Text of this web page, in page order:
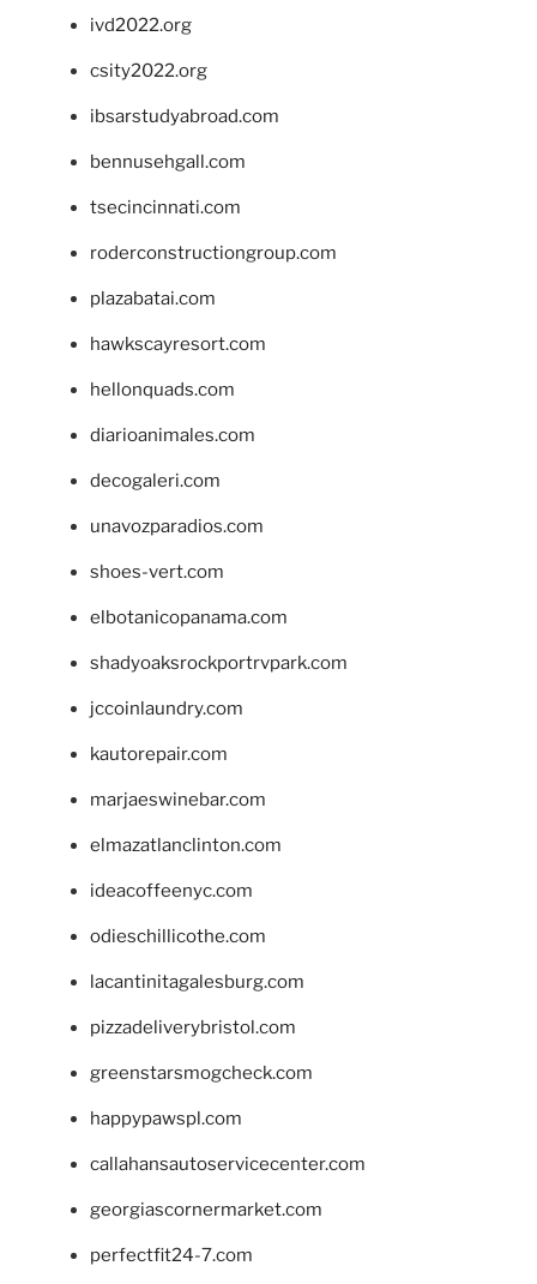
ivd2022.org
csity2022.org
ibsarstudyabroad.com
bennusehgall.com
tsecincinnati.com
roderconstructiongroup.com
plazabatai.com
hawkscayresort.com
hellonquads.com
diarioanimales.com
decogaleri.com
unavozparadios.com
shoes-vert.com
elbotanicopanama.com
shadyoaksrockportrvpark.com
jccoinlaundry.com
kautorepair.com
marjaeswinebar.com
elmazatlanclinton.com
ideacoffeenyc.com
odieschillicothe.com
lacantinitagalesburg.com
pizzadeliverybristol.com
greenstarsmogcheck.com
happypawspl.com
callahansautoservicecenter.com
georgiascornermarket.com
perfectfit24-7.com